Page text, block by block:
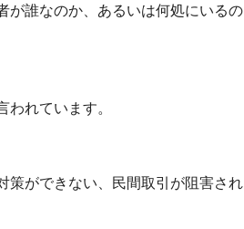
が誰なのか、あるいは何処にいるの
れています。
策ができない、民間取引が阻害され